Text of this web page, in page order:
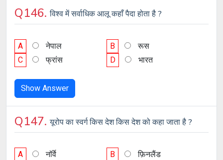
Q146.विश्व में सर्वाधिक आलू कहाँ पैदा होता है ?
A नेपाल B
रूस
C
फ्रांस D भारत
Show Answer
Q147.यूरोप का स्वर्ग किस देश किस देश को कहा जाता है ?
A नॉर्वे B
फ़िनलैंड